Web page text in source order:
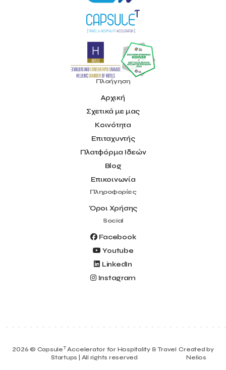
Πλοήγηση
Αρχική
Σχετικά με μας
Κοινότητα
Επιταχυντής
Πλατφόρμα Ιδεών
Blog
Επικοινωνία
Πληροφορίες
Όροι Χρήσης
Social
Facebook
Youtube
LinkedIn
Instagram
2026 © CapsuleT Accelerator for Hospitality & Travel
Startups | All rights reserved
Created by
Nelios